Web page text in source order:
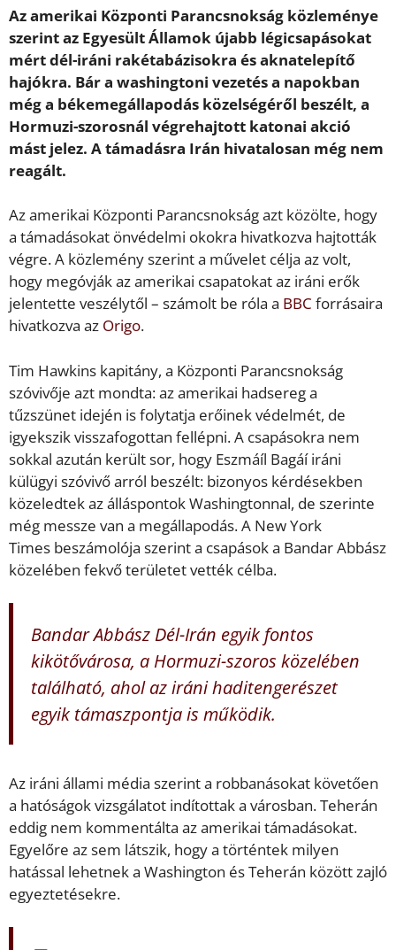
Az amerikai Központi Parancsnokság közleménye
szerint az Egyesült Államok újabb légicsapásokat
mért dél-iráni rakétabázisokra és aknatelepítő
hajókra. Bár a washingtoni vezetés a napokban
még a békemegállapodás közelségéről beszélt, a
Hormuzi-szorosnál végrehajtott katonai akció
mást jelez. A támadásra Irán hivatalosan még nem
reagált.
Az amerikai Központi Parancsnokság azt közölte, hogy
a támadásokat önvédelmi okokra hivatkozva hajtották
végre. A közlemény szerint a művelet célja az volt,
hogy megóvják az amerikai csapatokat az iráni erők
jelentette veszélytől – számolt be róla a BBC forrásaira
hivatkozva az Origo.
Tim Hawkins kapitány, a Központi Parancsnokság
szóvivője azt mondta: az amerikai hadsereg a
tűzszünet idején is folytatja erőinek védelmét, de
igyekszik visszafogottan fellépni. A csapásokra nem
sokkal azután került sor, hogy Eszmáíl Bagáí iráni
külügyi szóvivő arról beszélt: bizonyos kérdésekben
közeledtek az álláspontok Washingtonnal, de szerinte
még messze van a megállapodás. A New York
Times beszámolója szerint a csapások a Bandar Abbász
közelében fekvő területet vették célba.
Bandar Abbász Dél-Irán egyik fontos
kikötővárosa, a Hormuzi-szoros közelében
található, ahol az iráni haditengerészet
egyik támaszpontja is működik.
Az iráni állami média szerint a robbanásokat követően
a hatóságok vizsgálatot indítottak a városban. Teherán
eddig nem kommentálta az amerikai támadásokat.
Egyelőre az sem látszik, hogy a történtek milyen
hatással lehetnek a Washington és Teherán között zajló
egyeztetésekre.